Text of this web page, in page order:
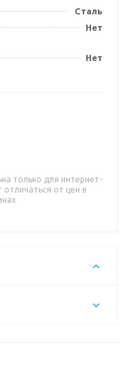
Сталь
Нет
Нет
только для интернет-
от цен в